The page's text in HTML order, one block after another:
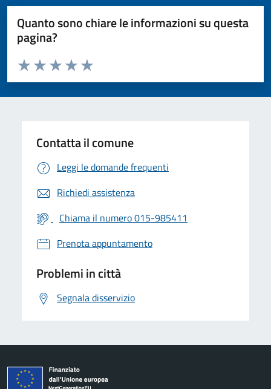
Quanto sono chiare le informazioni su questa
pagina?
Valuta da 1 a 5 stelle la pagina
Valuta 5 stelle su 5
Valuta 4 stelle su 5
Valuta 3 stelle su 5
Valuta 2 stelle su 5
Valuta 1 stelle su 5
Contatta il comune
Leggi le domande frequenti
Richiedi assistenza
Chiama il numero 015-985411
Prenota appuntamento
Problemi in città
Segnala disservizio